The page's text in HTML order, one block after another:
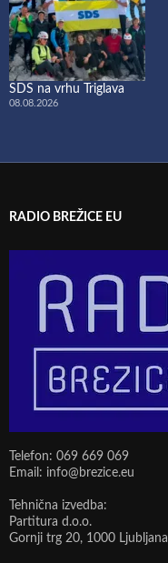
SDS na vrhu Triglava
08.08.2026
RADIO BREŽICE EU
Telefon: 069 669 069
Email: info@brezice.eu
Tehnična izvedba:
Partitura d.o.o.
Gornji trg 20, 1000 Ljubljana